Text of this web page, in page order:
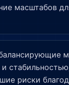
масштабов
риски